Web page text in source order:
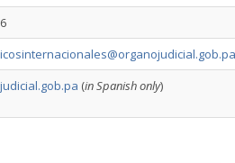
(in Spanish only)